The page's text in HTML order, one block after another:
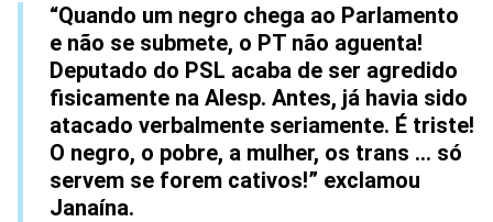
“Quando um negro chega ao Parlamento
e não se submete, o PT não aguenta!
Deputado do PSL acaba de ser agredido
fisicamente na Alesp. Antes, já havia sido
atacado verbalmente seriamente. É triste!
O negro, o pobre, a mulher, os trans ... só
servem se forem cativos!” exclamou
Janaína.